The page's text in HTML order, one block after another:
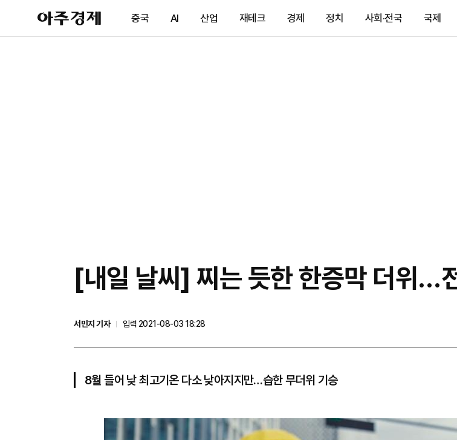
아
주
제
중국 AI 산업 재테크 경제 정치 사회·전국 국제
[내일 날씨] 찌는 듯한 한증막 더위…
서민지 기자
입력 2021-08-03 18:28
8월 들어 낮 최고기온 다소 낮아지지만…습한 무더위 기승